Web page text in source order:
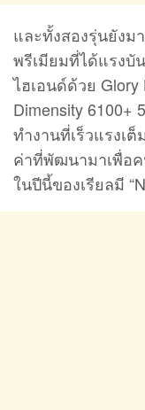
และทั้งสองรุ่นยังม
พรีเมียมที่ได้แรงบั
ไฮเอนด์ด้วย
Dimensity 6100+
ทำงานที่เร็วแรงเ
ค่าที่พัฒนามาเพื่อ
ในปีนี้ของเรียลมี